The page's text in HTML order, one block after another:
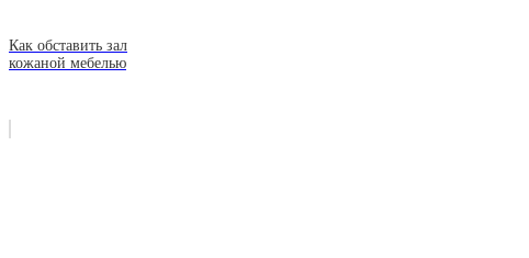
Как обставить зал
кожаной мебелью